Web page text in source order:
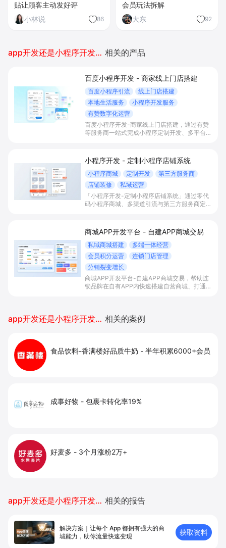
贴让顾客主动发好评
小林说
86
会员玩法拆解
大东
92
app开发还是小程序开发好推广 相关的产品
百度小程序开发 - 商家线上门店搭建
百度小程序引流
线上门店搭建
本地生活服务
小程序开发服务
有赞数字化运营
百度小程序开发-商家线上门店搭建，通过有赞
等服务商一站式完成小程序定制开发、多平台联
提升到店与下单转化。
小程序开发 - 定制小程序店铺系统
小程序商城 定制开发
第三方服务商
店铺装修
私域运营
「小程序开发-定制小程序店铺系统」通过零代
码小程序商城、多渠道引流与第三方服务商定制
私域运营场景，提升获客与复购，实现线上生意
增长。
商城APP开发平台 - 自建APP商城交易
私域商城搭建
多端一体经营
会员积分运营
连锁门店管理
分销裂变增长
商城APP开发平台-自建APP商城交易，帮助连
锁品牌在自有APP内快速搭建自营商城、打通多
app开发还是小程序开发好推广 相关的案例
食品饮料-香满楼好品质牛奶 - 半年积累6000+会员
成事好物 - 包裹卡转化率19%
好麦多 - 3个月涨粉2万+
app开发还是小程序开发好推广 相关的报告
解决方案｜让每个 App 都拥有强⼤的商
城能⼒，助你流量快速变现
获取资料